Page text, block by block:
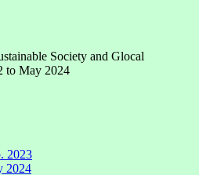
Society and Glocal
to May 2024
2023
2024